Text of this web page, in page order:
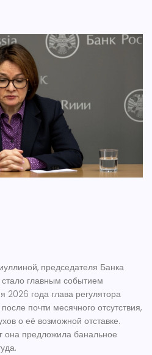
, председателя Банка
главным событием
года глава регулятора
почти месячного отсутствия,
о её возможной отставке.
она предложила банальное